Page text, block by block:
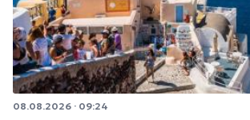
08.08.2026 · 09:24